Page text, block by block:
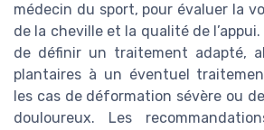
médecin du sport, pour évaluer la
de la cheville et la qualité de
de définir un traitement adapté,
plantaires à un éventuel
les cas de déformation sévère ou
douloureux. Les